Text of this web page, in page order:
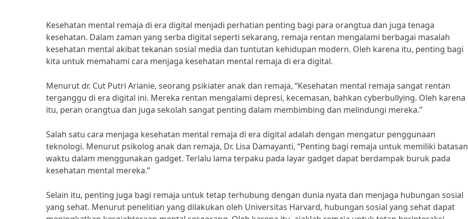
Kesehatan mental remaja di era digital menjadi perhatian penting bagi para orangtua dan juga tenaga
kesehatan. Dalam zaman yang serba digital seperti sekarang, remaja rentan mengalami berbagai masalah
kesehatan mental akibat tekanan sosial media dan tuntutan kehidupan modern. Oleh karena itu, penting bagi
kita untuk memahami cara menjaga kesehatan mental remaja di era digital.
Menurut dr. Cut Putri Arianie, seorang psikiater anak dan remaja, “Kesehatan mental remaja sangat rentan
terganggu di era digital ini. Mereka rentan mengalami depresi, kecemasan, bahkan cyberbullying. Oleh karena
itu, peran orangtua dan juga sekolah sangat penting dalam membimbing dan melindungi mereka.”
Salah satu cara menjaga kesehatan mental remaja di era digital adalah dengan mengatur penggunaan
teknologi. Menurut psikolog anak dan remaja, Dr. Lisa Damayanti, “Penting bagi remaja untuk memiliki batasan
waktu dalam menggunakan gadget. Terlalu lama terpaku pada layar gadget dapat berdampak buruk pada
kesehatan mental mereka.”
Selain itu, penting juga bagi remaja untuk tetap terhubung dengan dunia nyata dan menjaga hubungan sosial
yang sehat. Menurut penelitian yang dilakukan oleh Universitas Harvard, hubungan sosial yang sehat dapat